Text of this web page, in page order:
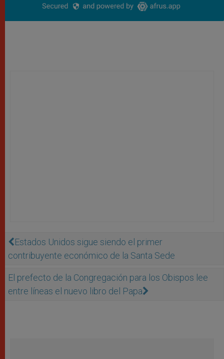
Estados Unidos sigue siendo el primer
contribuyente económico de la Santa Sede
El prefecto de la Congregación para los Obispos lee
entre líneas el nuevo libro del Papa